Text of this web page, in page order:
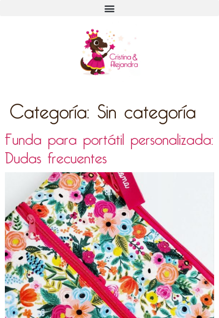
Categoría: Sin categoría
Funda para portátil personalizada:
Dudas frecuentes